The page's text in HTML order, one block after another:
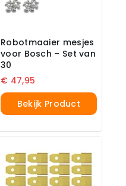
Robotmaaier mesjes
voor Bosch – Set van
30
€ 47,95
Bekijk Product